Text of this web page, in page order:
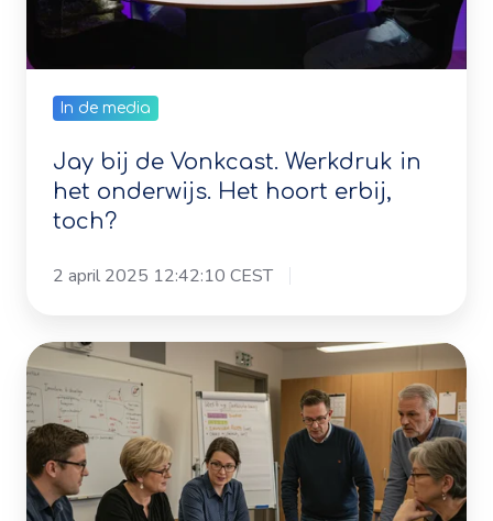
hoort
erbij,
toch?
Jay bij de Vonkcast. Werkdruk in
het onderwijs. Het hoort erbij,
toch?
2 april 2025 12:42:10 CEST
Van
naar
Succes:
Zo
Creëer
je
een